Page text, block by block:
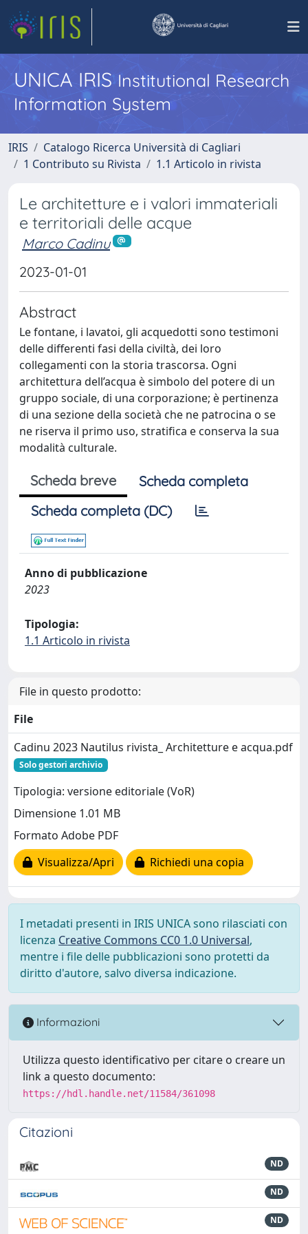
UNICA IRISInstitutional Research
Information System
IRIS
Catalogo Ricerca Università di Cagliari
1 Contributo su Rivista
1.1 Articolo in rivista
Le architetture e i valori immateriali
e territoriali delle acque
Marco Cadinu
2023-01-01
Abstract
Le fontane, i lavatoi, gli acquedotti sono testimoni
delle differenti fasi della civiltà, dei loro
collegamenti con la storia trascorsa. Ogni
architettura dell’acqua è simbolo del potere di un
gruppo sociale, di una corporazione; è pertinenza
di una sezione della società che ne patrocina o se
ne riserva il primo uso, stratifica e conserva la sua
modalità culturale.
Scheda breve
Scheda completa
Scheda completa (DC)
Anno di pubblicazione
2023
Tipologia:
1.1 Articolo in rivista
File in questo prodotto:
File
Cadinu 2023 Nautilus rivista_ Architetture e acqua.pdf
Solo gestori archivio
Tipologia: versione editoriale (VoR)
Dimensione 1.01 MB
Formato Adobe PDF
Visualizza/Apri
Richiedi una copia
I metadati presenti in IRIS UNICA sono rilasciati con
licenza Creative Commons CC0 1.0 Universal,
mentre i file delle pubblicazioni sono protetti da
diritto d'autore, salvo diversa indicazione.
Informazioni
Utilizza questo identificativo per citare o creare un
link a questo documento:
https://hdl.handle.net/11584/361098
Citazioni
ND
ND
ND